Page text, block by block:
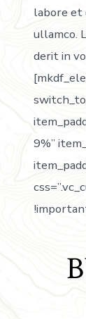
labore et
ullamco.
derit in
9%”